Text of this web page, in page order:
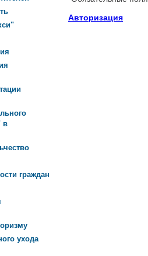
Авторизация
в
граждан
ухода